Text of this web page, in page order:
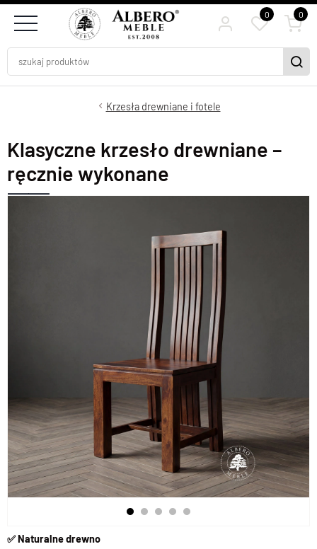
0 0
Krzesła drewniane i fotele
Klasyczne krzesło drewniane –
ręcznie wykonane
✅ Naturalne drewno